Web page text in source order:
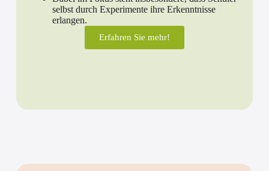
selbst durch Experimente ihre Erkenntnisse
erlangen.
Erfahren Sie mehr!